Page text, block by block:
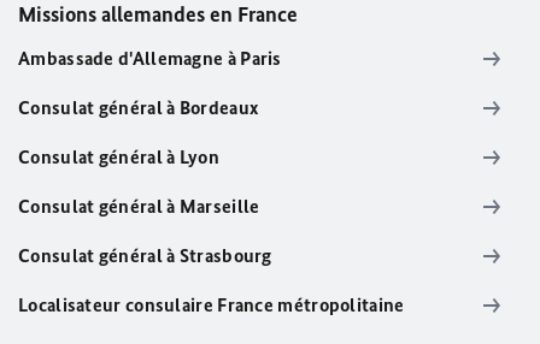
Missions allemandes en France
Ambassade d'Allemagne à Paris
Consulat général à Bordeaux
Consulat général à Lyon
Consulat général à Marseille
Consulat général à Strasbourg
Localisateur consulaire France métropolitaine